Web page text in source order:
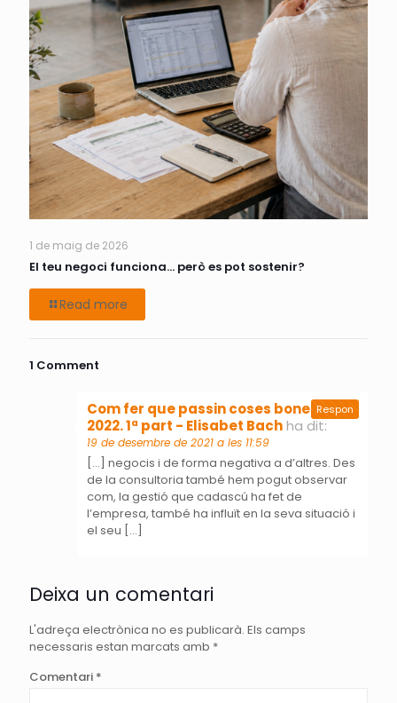
1 de maig de 2026
El teu negoci funciona… però es pot sostenir?
Read more
1 Comment
Com fer que passin coses bones el
2022. 1ª part - Elisabet Bachha dit:
19 de desembre de 2021 a les 11:59
[…] negocis i de forma negativa a d’altres. Des
de la consultoria també hem pogut observar
com, la gestió que cadascú ha fet de
l’empresa, també ha influït en la seva situació i
el seu […]
Respon
Deixa un comentari
L'adreça electrònica no es publicarà. Els camps
necessaris estan marcats amb *
Comentari *